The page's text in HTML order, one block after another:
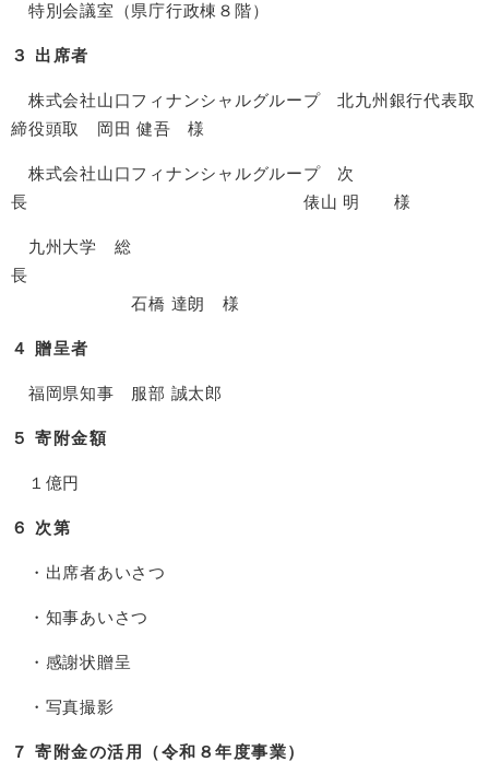
特別会議室（県庁行政棟８階）
３ 出席者
株式会社山口フィナンシャルグループ 北九州銀行代表取
締役頭取 岡田 健吾 様
株式会社山口フィナンシャルグループ 次
長 俵山 明 様
九州大学 総
長
石橋 達朗 様
４ 贈呈者
福岡県知事 服部 誠太郎
５ 寄附金額
１億円
６ 次第
・出席者あいさつ
・知事あいさつ
・感謝状贈呈
・写真撮影
７ 寄附金の活用（令和８年度事業）